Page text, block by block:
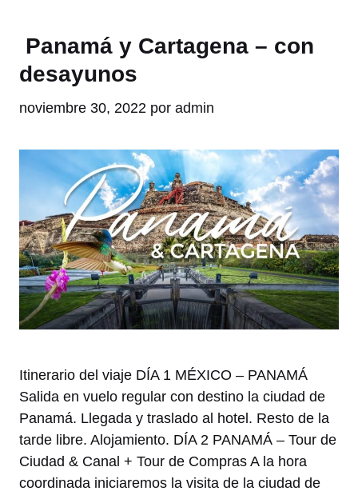
Panamá y Cartagena – con
desayunos
noviembre 30, 2022 por admin
Itinerario del viaje DÍA 1 MÉXICO – PANAMÁ
Salida en vuelo regular con destino la ciudad de
Panamá. Llegada y traslado al hotel. Resto de la
tarde libre. Alojamiento. DÍA 2 PANAMÁ – Tour de
Ciudad & Canal + Tour de Compras A la hora
coordinada iniciaremos la visita de la ciudad de